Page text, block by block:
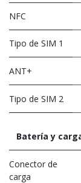
NFC
Tipo de SIM 1
ANT+
Tipo de SIM 2
Batería y
Conector de
carga